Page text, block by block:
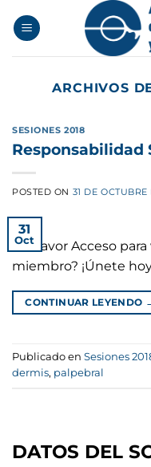
ARCHIVOS
SESIONES 2018
Responsabilidad
POSTED ON 31 DE OCTUBRE
31
Oct
Por favor Acceso
miembro? ¡Únete
CONTINUAR LEYENDO
Publicado en Sesiones
dermis, palpebral
DATOS DEL